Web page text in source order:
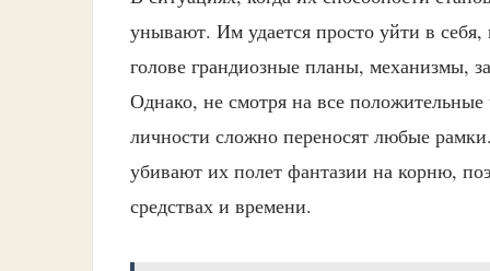
унывают. Им удается просто уйти в
голове грандиозные планы, механизмы,
Однако, не смотря на все
личности сложно переносят любые
убивают их полет фантазии на корню,
средствах и времени.